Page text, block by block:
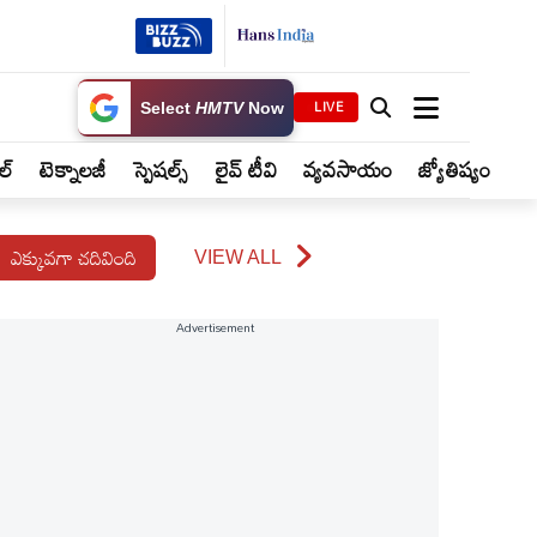
Source
LIVE
టెక్నాలజీ స్పెషల్స్ లైవ్ టీవి వ్యవసాయం జ్యోతిష్యం
ఎక్కువగా చదివింది VIEW ALL
Advertisement